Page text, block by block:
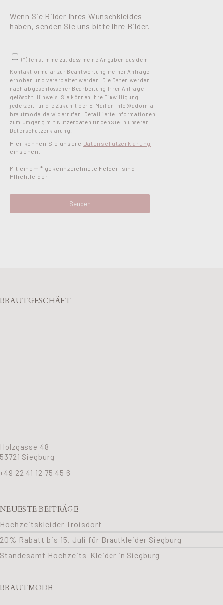
Wenn Sie Bilder Ihres Wunschkleides
haben, senden Sie uns bitte Ihre Bilder.
(*) Ich stimme zu, dass meine Angaben aus dem
Kontaktformular zur Beantwortung meiner Anfrage
erhoben und verarbeitet werden. Die Daten werden
nach abgeschlossener Bearbeitung Ihrer Anfrage
gelöscht. Hinweis: Sie können Ihre Einwilligung
jederzeit für die Zukunft per E-Mail an info@adornia-
brautmode.de widerrufen. Detaillierte Informationen
zum Umgang mit Nutzerdaten finden Sie in unserer
Datenschutzerklärung.
Hier können Sie unsere Datenschutzerklärung
einsehen.
Mit einem * gekennzeichnete Felder, sind
Pflichtfelder
BRAUTGESCHÄFT
Holzgasse 48
53721 Siegburg
+49 22 41 12 75 45 6
NEUESTE BEITRÄGE
Hochzeitskleider Troisdorf
20% Rabatt bis 15. Juli für Brautkleider Siegburg
Standesamt Hochzeits-Kleider in Siegburg
BRAUTMODE